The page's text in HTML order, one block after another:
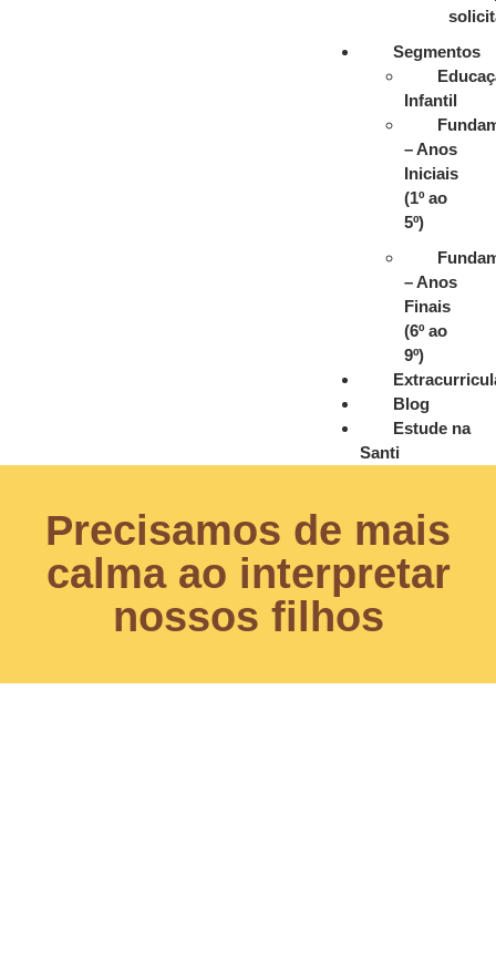
Segmentos
Infantil
– Anos
Iniciais
(1º ao
5º)
– Anos
Finais
(6º ao
9º)
Blog
Estude na
Santi
Precisamos de mais
calma ao interpretar
nossos filhos